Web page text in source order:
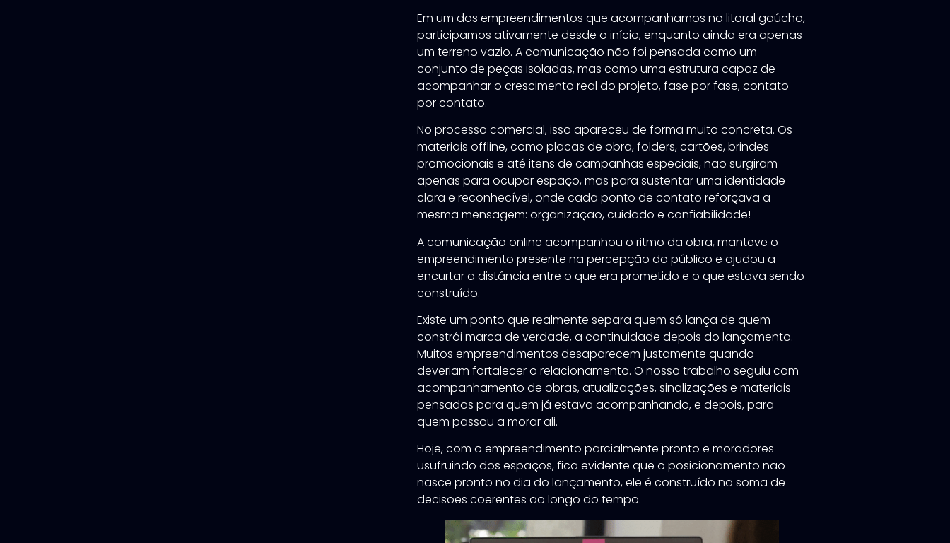
Em um dos empreendimentos que acompanhamos no litoral gaúcho,
participamos ativamente desde o início, enquanto ainda era apenas
um terreno vazio. A comunicação não foi pensada como um
conjunto de peças isoladas, mas como uma estrutura capaz de
acompanhar o crescimento real do projeto, fase por fase, contato
por contato.
No processo comercial, isso apareceu de forma muito concreta. Os
materiais offline, como placas de obra, folders, cartões, brindes
promocionais e até itens de campanhas especiais, não surgiram
apenas para ocupar espaço, mas para sustentar uma identidade
clara e reconhecível, onde cada ponto de contato reforçava a
mesma mensagem: organização, cuidado e confiabilidade!
A comunicação online acompanhou o ritmo da obra, manteve o
empreendimento presente na percepção do público e ajudou a
encurtar a distância entre o que era prometido e o que estava sendo
construído.
Existe um ponto que realmente separa quem só lança de quem
constrói marca de verdade, a continuidade depois do lançamento.
Muitos empreendimentos desaparecem justamente quando
deveriam fortalecer o relacionamento. O nosso trabalho seguiu com
acompanhamento de obras, atualizações, sinalizações e materiais
pensados para quem já estava acompanhando, e depois, para
quem passou a morar ali.
Hoje, com o empreendimento parcialmente pronto e moradores
usufruindo dos espaços, fica evidente que o posicionamento não
nasce pronto no dia do lançamento, ele é construído na soma de
decisões coerentes ao longo do tempo.